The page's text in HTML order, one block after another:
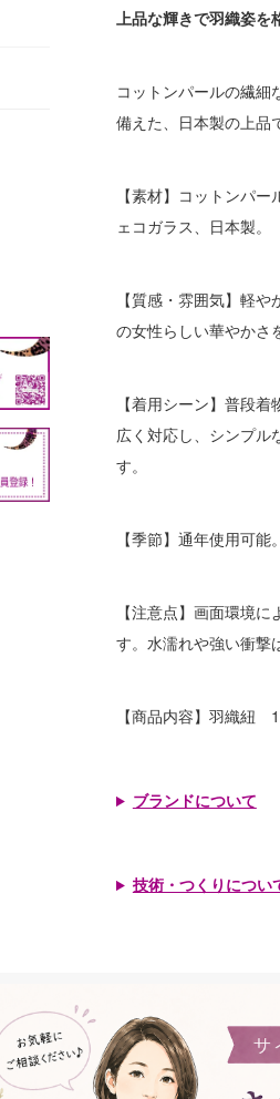
上品な輝きで羽織姿を
コットンパールの繊細
備えた、日本製の上品
【素材】コットンパ
ェコガラス、日本製。
【質感・雰囲気】軽
の女性らしい華やかさ
【着用シーン】普段
広く対応し、シンプル
す。
【季節】通年使用可能。
【注意点】画面環境
す。水濡れや強い衝撃
【商品内容】羽織紐
ブランドについて
技術・つくりについ